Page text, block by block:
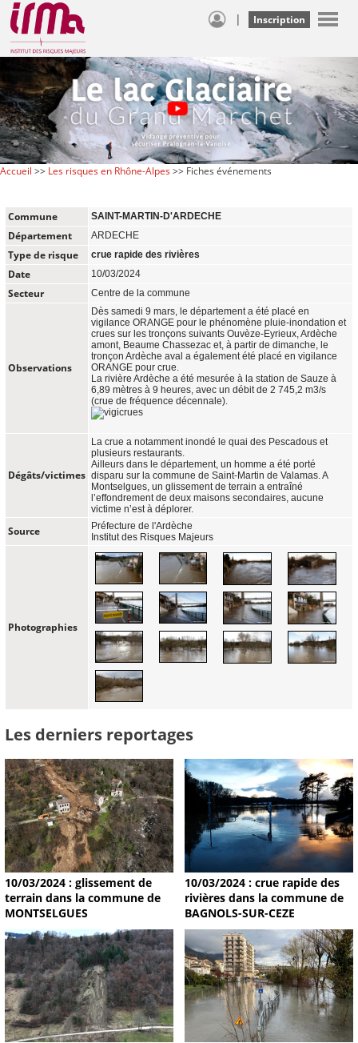
| Inscription
Accueil >> Les risques en Rhône-Alpes>> Fiches événements
Commune SAINT-MARTIN-D'ARDECHE
Département ARDECHE
Type de risque crue rapide des rivières
Date 10/03/2024
Secteur Centre de la commune
Observations
Dès samedi 9 mars, le département a été placé en
vigilance ORANGE pour le phénomène pluie-inondation et
crues sur les tronçons suivants Ouvèze-Eyrieux, Ardèche
amont, Beaume Chassezac et, à partir de dimanche, le
tronçon Ardèche aval a également été placé en vigilance
ORANGE pour crue.
La rivière Ardèche a été mesurée à la station de Sauze à
6,89 mètres à 9 heures, avec un débit de 2 745,2 m3/s
(crue de fréquence décennale).
Dégâts/victimes
La crue a notamment inondé le quai des Pescadous et
plusieurs restaurants.
Ailleurs dans le département, un homme a été porté
disparu sur la commune de Saint-Martin de Valamas. A
Montselgues, un glissement de terrain a entraîné
l’effondrement de deux maisons secondaires, aucune
victime n’est à déplorer.
Source
Préfecture de l'Ardèche
Institut des Risques Majeurs
Photographies
Les derniers reportages
10/03/2024 : glissement de
terrain dans la commune de
MONTSELGUES
10/03/2024 : crue rapide des
rivières dans la commune de
BAGNOLS-SUR-CEZE